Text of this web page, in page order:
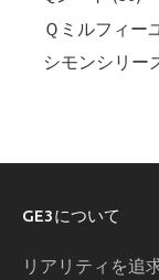
Ｑミルフィー
シモンシリー
GE3について
リアリティを追